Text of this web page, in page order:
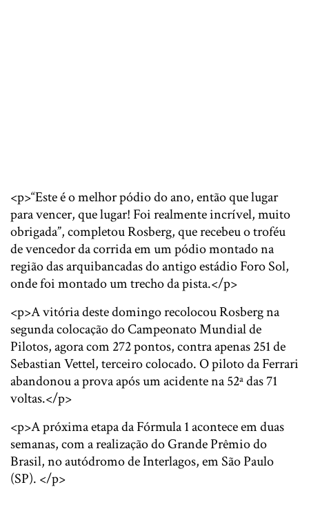
<p>“Este é o melhor pódio do ano, então que lugar
para vencer, que lugar! Foi realmente incrível, muito
obrigada”, completou Rosberg, que recebeu o troféu
de vencedor da corrida em um pódio montado na
região das arquibancadas do antigo estádio Foro Sol,
onde foi montado um trecho da pista.</p>
<p>A vitória deste domingo recolocou Rosberg na
segunda colocação do Campeonato Mundial de
Pilotos, agora com 272 pontos, contra apenas 251 de
Sebastian Vettel, terceiro colocado. O piloto da Ferrari
abandonou a prova após um acidente na 52ª das 71
voltas.</p>
<p>A próxima etapa da Fórmula 1 acontece em duas
semanas, com a realização do Grande Prêmio do
Brasil, no autódromo de Interlagos, em São Paulo
(SP). </p>